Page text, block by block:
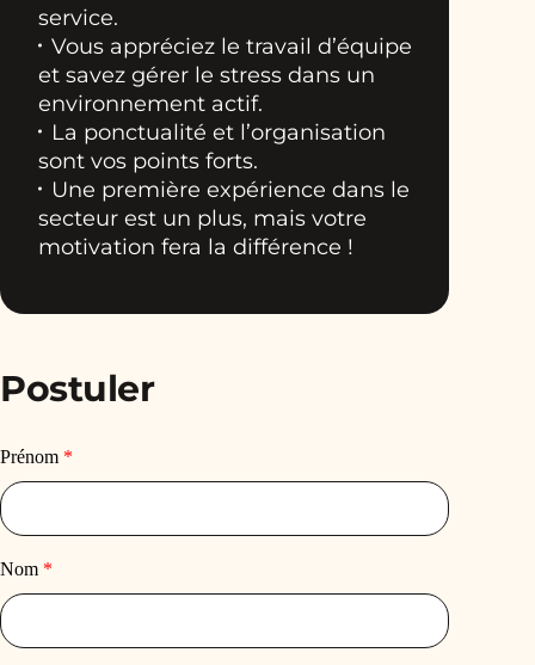
service.
Vous appréciez le travail d’équipe
et savez gérer le stress dans un
environnement actif.
La ponctualité et l’organisation
sont vos points forts.
Une première expérience dans le
secteur est un plus, mais votre
motivation fera la différence !
Postuler